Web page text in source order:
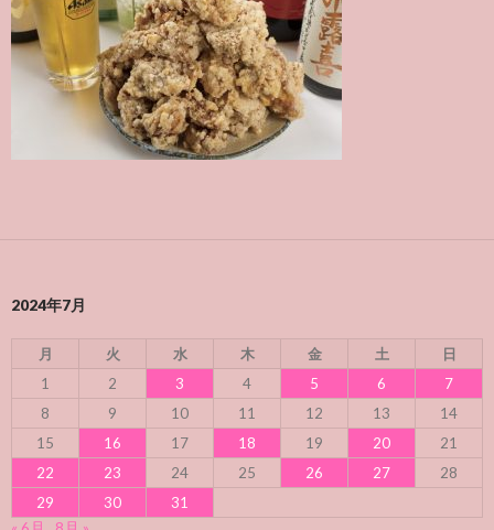
2024年7月
月 火 水 木 金 土
日
1
2 3 4 5 6
7
8
9 10 11 12 13
14
15
16 17 18 19 20
21
22
23 24 25 26 27
28
29
30
31